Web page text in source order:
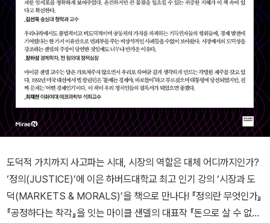
도덕적 가치까지 사고파는 시대, 시장의 역할은 대체 어디까지인가?
‘정의(JUSTICE)’에 이은 하버드대학교 최고 인기 강의 ‘시장과 도
덕(MARKETS & MORALS)’을 책으로 만나다! 『정의란 무엇인가』
『공정하다는 착각』을 잇는 마이클 샌델의 대표작 『돈으로 살 수 없는